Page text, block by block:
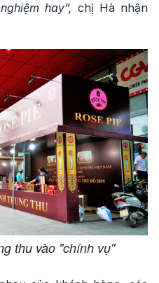
hay”, chị Hà nhận
thu vào "chính vụ"